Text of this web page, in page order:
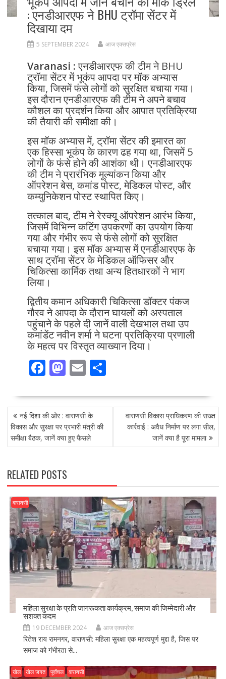
: एनडीआरएफ ने BHU ट्रॉमा सेंटर में
दिखाया दम
5 SEPTEMBER 2024 आज एक्सप्रेस
Varanasi :एनडीआरएफ की टीम ने BHU
ट्रॉमा सेंटर में भूकंप आपदा पर मॉक अभ्यास
किया, जिसमें फंसे लोगों को सुरक्षित बचाया गया।
इस दौरान एनडीआरएफ की टीम ने अपने बचाव
कौशल का प्रदर्शन किया और आपात प्रतिक्रिया
की तैयारी की समीक्षा की।
इस मॉक अभ्यास में, ट्रॉमा सेंटर की इमारत का
एक हिस्सा भूकंप के कारण ढह गया था, जिसमें 5
लोगों के फंसे होने की आशंका थी। एनडीआरएफ
की टीम ने प्रारंभिक मूल्यांकन किया और
ऑपरेशन बेस, कमांड पोस्ट, मेडिकल पोस्ट, और
कम्युनिकेशन पोस्ट स्थापित किए।
तत्काल बाद, टीम ने रेस्क्यू ऑपरेशन आरंभ किया,
जिसमें विभिन्न कटिंग उपकरणों का उपयोग किया
गया और गंभीर रूप से फंसे लोगों को सुरक्षित
बचाया गया। इस मॉक अभ्यास में एनडीआरएफ के
साथ ट्रॉमा सेंटर के मेडिकल ऑफिसर और
चिकित्सा कार्मिक तथा अन्य हितधारकों ने भाग
लिया।
द्वितीय कमान अधिकारी चिकित्सा डॉक्टर पंकज
गौरव ने आपदा के दौरान घायलों को अस्पताल
पहुंचाने के पहले दी जानें वाली देखभाल तथा उप
कमांडेंट नवीन शर्मा ने घटना प्रतिक्रिया प्रणाली
के महत्व पर विस्तृत व्याख्यान दिया।
F
e
b
o
o
k
M
to
d
o
n
E
ai
l
S
ar
POST
NAVIGATION
नई दिशा की ओर : वाराणसी के
विकास और सुरक्षा पर प्रभारी मंत्री की
समीक्षा बैठक, जानें क्या हुए फैसले
वाराणसी विकास प्राधिकरण की सख्त
कार्रवाई : अवैध निर्माण पर लगा सील,
जानें क्या है पूरा मामला
RELATED POSTS
वाराणसी
महिला सुरक्षा के प्रति जागरूकता कार्यक्रम, समाज की जिम्मेदारी और
सशक्त कदम
19 DECEMBER 2024 आज एक्सप्रेस
रितेश राय रामनगर, वाराणसी: महिला सुरक्षा एक महत्वपूर्ण मुद्दा है, जिस पर
समाज को गंभीरता से...
खेल खेल जगत पूर्वांचल वाराणसी